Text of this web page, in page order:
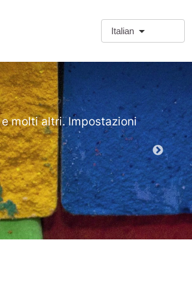
Italian
molti altri. ImpostazioniExtra
Demo